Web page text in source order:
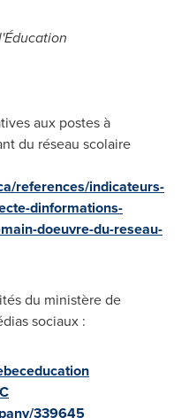
aux postes à
du réseau scolaire
references/indicateurs-
dinformations-
doeuvre-du-reseau-
du ministère de
sociaux :
339645